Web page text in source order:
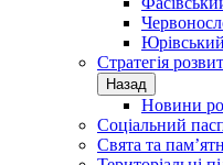
Стратегія
Назад
Новини
Соціальний
Свята та